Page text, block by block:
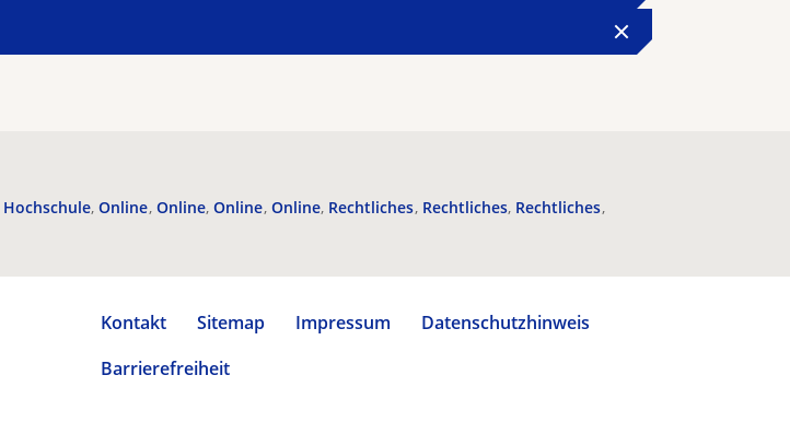
Hochschule Online Online Online Online Rechtliches Rechtliches Rechtliches
Kontakt Sitemap Impressum
Datenschutzhinweis
Barrierefreiheit